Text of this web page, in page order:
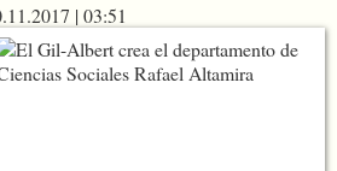
| 03:51